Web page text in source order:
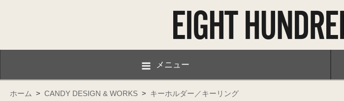
メニュー
ホーム > CANDY DESIGN & WORKS > キーホルダー／キーリング